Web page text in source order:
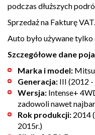
podczas dłuższych
Sprzedaż na Fakturę VAT.
Auto było używane
Szczegółowe dane
Marka i model:
Generacja: III (2012
Wersja: Intense+
zadowoli nawet
Rok produkcji: 2014
2015r.)